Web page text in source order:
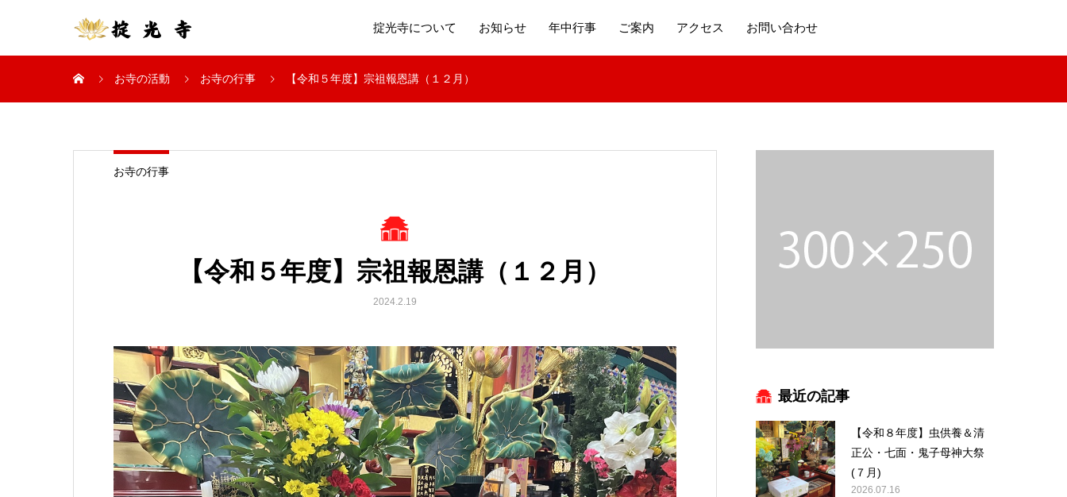
掟光寺について お知らせ 年中行事 ご案内 アクセス お問い合わせ
お寺の活動 お寺の行事 【令和５年度】宗祖報恩講（１２月）
お寺の行事
【令和５年度】宗祖報恩講（１２月）
2024.2.19
最近の記事
【令和８年度】虫供養＆清
正公・七面・鬼子母神大祭
(７月)
2026.07.16